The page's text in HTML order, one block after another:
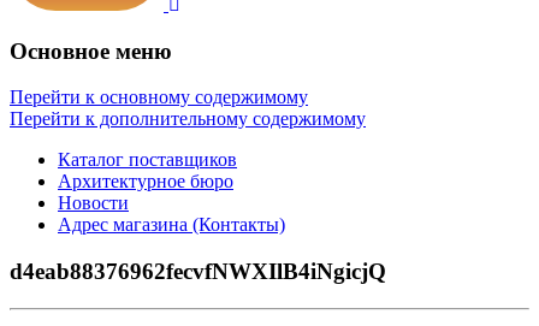
Основное меню
Перейти к основному содержимому
Перейти к дополнительному содержимому
Каталог поставщиков
Архитектурное бюро
Новости
Адрес магазина (Контакты)
d4eab88376962fecvfNWXIlB4iNgicjQ